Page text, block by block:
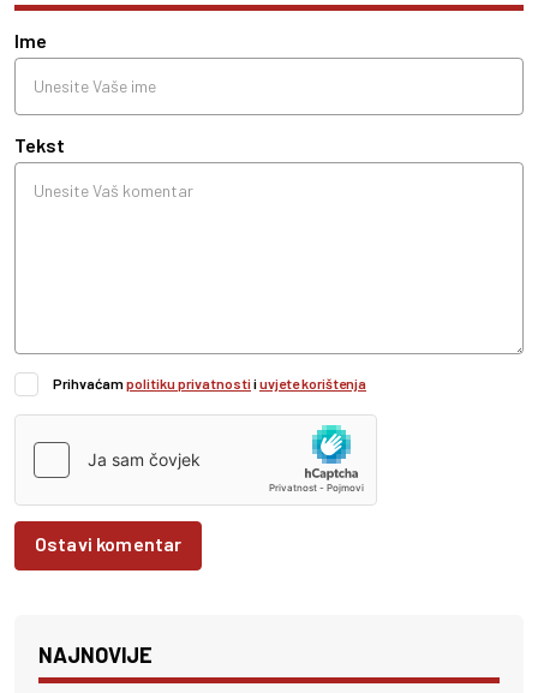
Ime
Tekst
Prihvaćampolitiku privatnostiiuvjete korištenja
Ostavi komentar
NAJNOVIJE